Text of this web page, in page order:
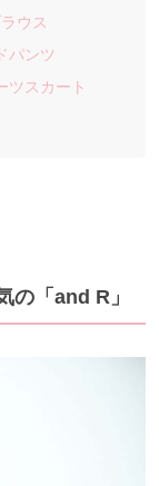
ウス
パンツ
ツスカート
の「and R」